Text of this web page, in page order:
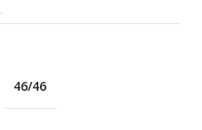
46/46